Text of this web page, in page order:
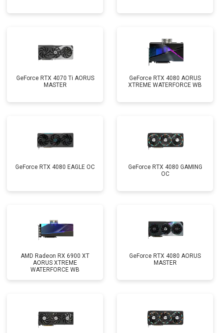
GeForce RTX 4070 Ti AORUS
MASTER
GeForce RTX 4080 AORUS
XTREME WATERFORCE WB
GeForce RTX 4080 EAGLE OC
GeForce RTX 4080 GAMING
OC
AMD Radeon RX 6900 XT
AORUS XTREME
WATERFORCE WB
GeForce RTX 4080 AORUS
MASTER